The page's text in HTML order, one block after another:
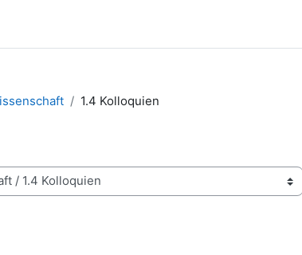
1.4 Kolloquien